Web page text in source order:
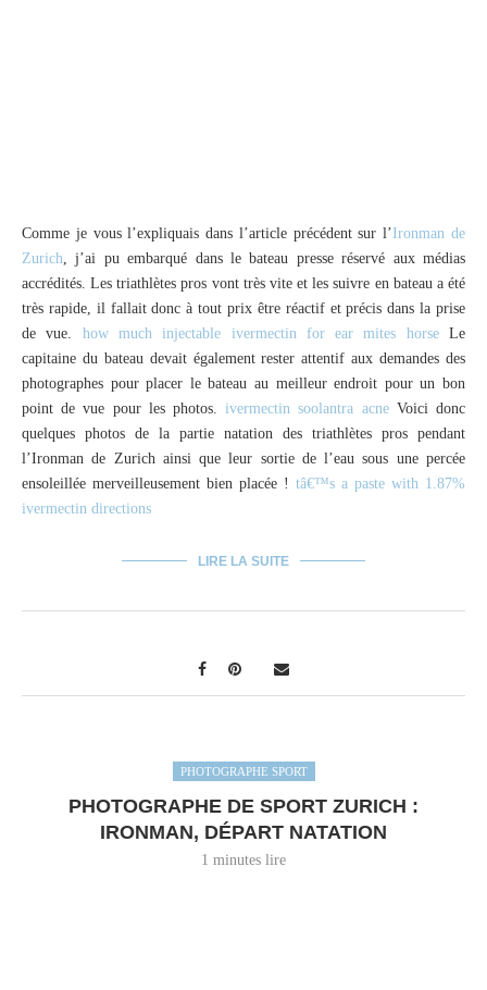
Comme je vous l’expliquais dans l’article précédent sur l’Ironman de
Zurich , j’ai pu embarqué dans le bateau presse réservé aux médias
accrédités. Les triathlètes pros vont très vite et les suivre en bateau a été
très rapide, il fallait donc à tout prix être réactif et précis dans la prise
de vue. how much injectable ivermectin for ear mites horseLe
capitaine du bateau devait également rester attentif aux demandes des
photographes pour placer le bateau au meilleur endroit pour un bon
point de vue pour les photos. ivermectin soolantra acneVoici donc
quelques photos de la partie natation des triathlètes pros pendant
l’Ironman de Zurich ainsi que leur sortie de l’eau sous une percée
ensoleillée merveilleusement bien placée ! tâ€™s a paste with 1.87%
ivermectin directions
LIRE LA SUITE
PHOTOGRAPHE SPORT
PHOTOGRAPHE DE SPORT ZURICH :
IRONMAN, DÉPART NATATION
1 minutes lire